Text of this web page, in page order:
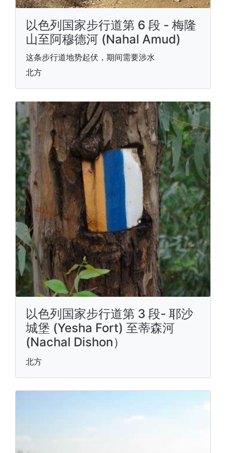
以色列国家步行道第 6 段 - 梅隆
山至阿穆德河 (Nahal Amud)
这条步行道地势起伏，期间需要涉水
北方
以色列国家步行道第 3 段- 耶沙
城堡 (Yesha Fort) 至蒂森河
(Nachal Dishon）
北方